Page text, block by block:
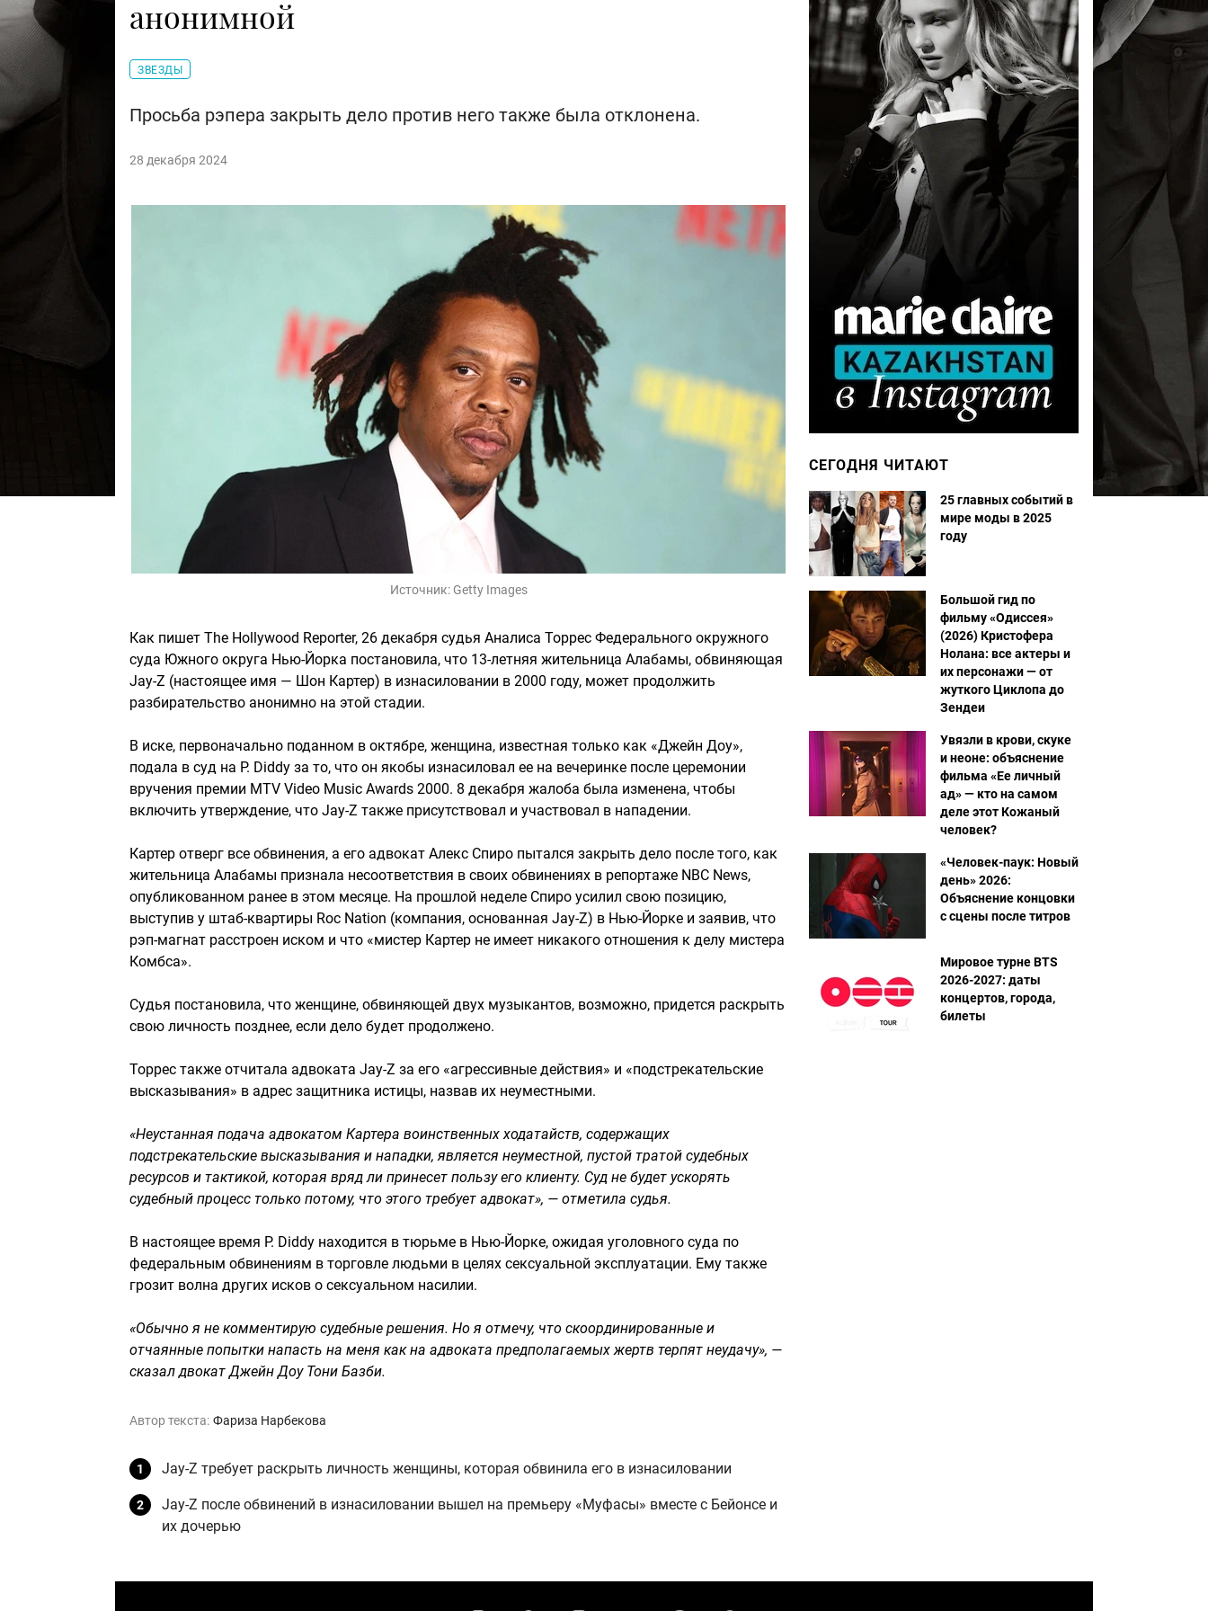
анонимной
ЗВЕЗДЫ
Просьба рэпера закрыть дело против него также была отклонена.
28 декабря 2024
Источник: Getty Images
Как пишет The Hollywood Reporter, 26 декабря судья Аналиса Торрес Федерального окружного
суда Южного округа Нью-Йорка постановила, что 13-летняя жительница Алабамы, обвиняющая
Jay-Z (настоящее имя — Шон Картер) в изнасиловании в 2000 году, может продолжить
разбирательство анонимно на этой стадии.
В иске, первоначально поданном в октябре, женщина, известная только как «Джейн Доу»,
подала в суд на P. Diddy за то, что он якобы изнасиловал ее на вечеринке после церемонии
вручения премии MTV Video Music Awards 2000. 8 декабря жалоба была изменена, чтобы
включить утверждение, что Jay-Z также присутствовал и участвовал в нападении.
Картер отверг все обвинения, а его адвокат Алекс Спиро пытался закрыть дело после того, как
жительница Алабамы признала несоответствия в своих обвинениях в репортаже NBC News,
опубликованном ранее в этом месяце. На прошлой неделе Спиро усилил свою позицию,
выступив у штаб-квартиры Roc Nation (компания, основанная Jay-Z) в Нью-Йорке и заявив, что
рэп-магнат расстроен иском и что «мистер Картер не имеет никакого отношения к делу мистера
Комбса».
Судья постановила, что женщине, обвиняющей двух музыкантов, возможно, придется раскрыть
свою личность позднее, если дело будет продолжено.
Торрес также отчитала адвоката Jay-Z за его «агрессивные действия» и «подстрекательские
высказывания» в адрес защитника истицы, назвав их неуместными.
«Неустанная подача адвокатом Картера воинственных ходатайств, содержащих
подстрекательские высказывания и нападки, является неуместной, пустой тратой судебных
ресурсов и тактикой, которая вряд ли принесет пользу его клиенту. Суд не будет ускорять
судебный процесс только потому, что этого требует адвокат», — отметила судья.
В настоящее время P. Diddy находится в тюрьме в Нью-Йорке, ожидая уголовного суда по
федеральным обвинениям в торговле людьми в целях сексуальной эксплуатации. Ему также
грозит волна других исков о сексуальном насилии.
«Обычно я не комментирую судебные решения. Но я отмечу, что скоординированные и
отчаянные попытки напасть на меня как на адвоката предполагаемых жертв терпят неудачу», —
сказал двокат Джейн Доу Тони Базби.
Автор текста: Фариза Нарбекова
Jay-Z требует раскрыть личность женщины, которая обвинила его в изнасиловании
Jay-Z после обвинений в изнасиловании вышел на премьеру «Муфасы» вместе с Бейонсе и
их дочерью
СЕГОДНЯ ЧИТАЮТ
25 главных событий в
мире моды в 2025
году
Большой гид по
фильму «Одиссея»
(2026) Кристофера
Нолана: все актеры и
их персонажи — от
жуткого Циклопа до
Зендеи
Увязли в крови, скуке
и неоне: объяснение
фильма «Ее личный
ад» — кто на самом
деле этот Кожаный
человек?
«Человек-паук: Новый
день» 2026:
Объяснение концовки
с сцены после титров
Мировое турне BTS
2026-2027: даты
концертов, города,
билеты